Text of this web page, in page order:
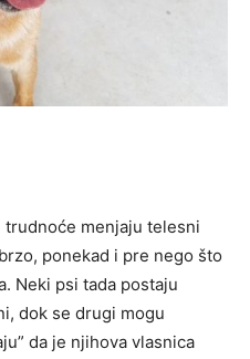
menjaju telesni
ponekad i pre nego što
Neki psi tada postaju
dok se drugi mogu
da je njihova vlasnica